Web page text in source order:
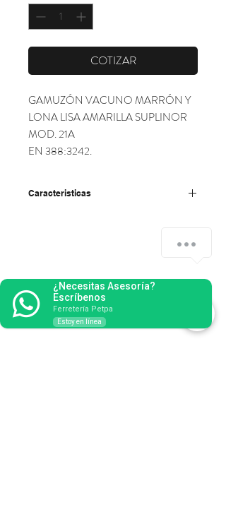
COTIZAR
GAMUZÓN VACUNO MARRÓN Y
LONA LISA AMARILLA SUPLINOR
MOD. 21A
EN 388:3242.
Caracteristicas
- Con lona lisa amarilla (tipo americano).
¿Necesitas Asesoría?
Escríbenos
Ferretería Petpa
Estoy en línea